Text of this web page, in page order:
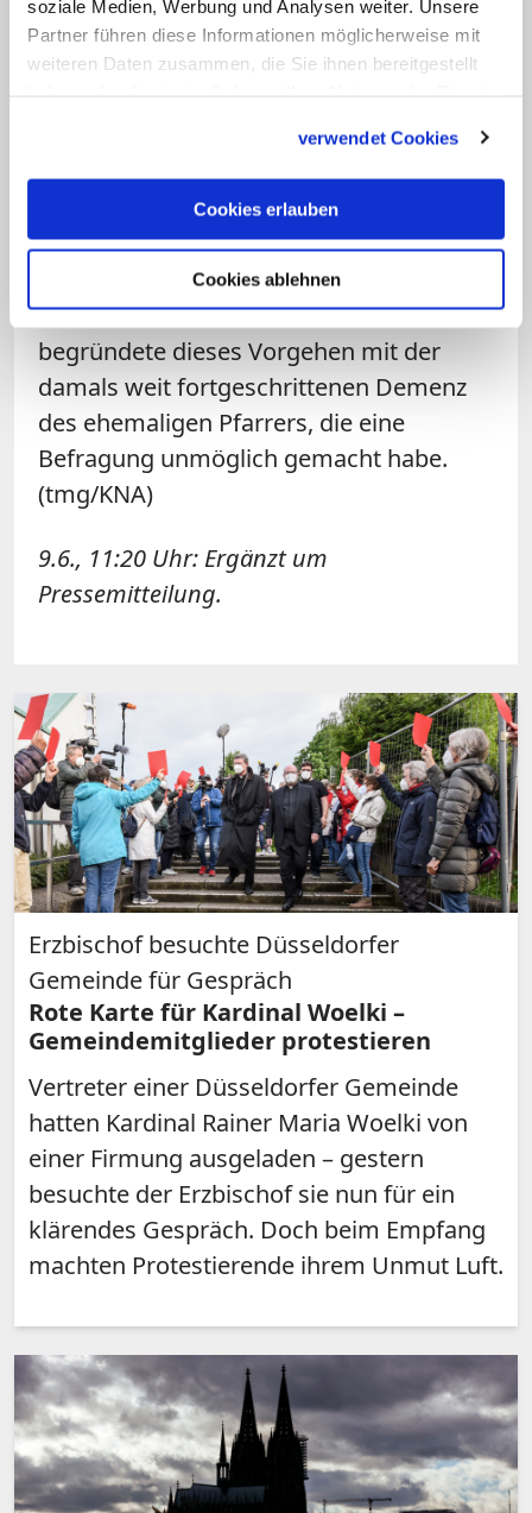
soziale Medien, Werbung und Analysen weiter. Unsere
Partner führen diese Informationen möglicherweise mit
weiteren Daten zusammen, die Sie ihnen bereitgestellt
verwendet Cookies
Cookies erlauben
Cookies ablehnen
Kaplan. Dem inzwischen verstorbenen
Pfarrer O. wird eine schwere
vorgeworfen. Woelki wurde dafür
kritisiert, dass er den Fall nach seinem
Amtsantritt 2015 zwar zur Kenntnis
genommen, aber eine kirchenrechtliche
Voruntersuchung und eine Meldung nach
Rom unterlassen habe. Der Kardinal
begründete dieses Vorgehen mit der
damals weit fortgeschrittenen Demenz
des ehemaligen Pfarrers, die eine
Befragung unmöglich gemacht habe.
(tmg/KNA)
9.6., 11:20 Uhr: Ergänzt um
Pressemitteilung.
Erzbischof besuchte Düsseldorfer
Gemeinde für Gespräch
Rote Karte für Kardinal Woelki –
Gemeindemitglieder protestieren
Vertreter einer Düsseldorfer Gemeinde
hatten Kardinal Rainer Maria Woelki von
einer Firmung ausgeladen – gestern
besuchte der Erzbischof sie nun für ein
klärendes Gespräch. Doch beim Empfang
machten Protestierende ihrem Unmut Luft.